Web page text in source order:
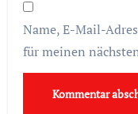
Name, E-Mail-
für meinen